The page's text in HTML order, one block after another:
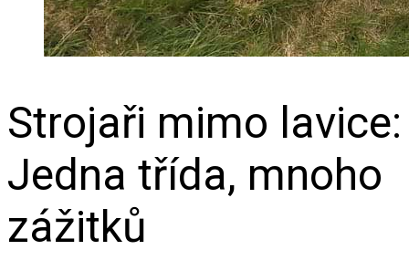
Strojaři mimo lavice:
Jedna třída, mnoho
zážitků